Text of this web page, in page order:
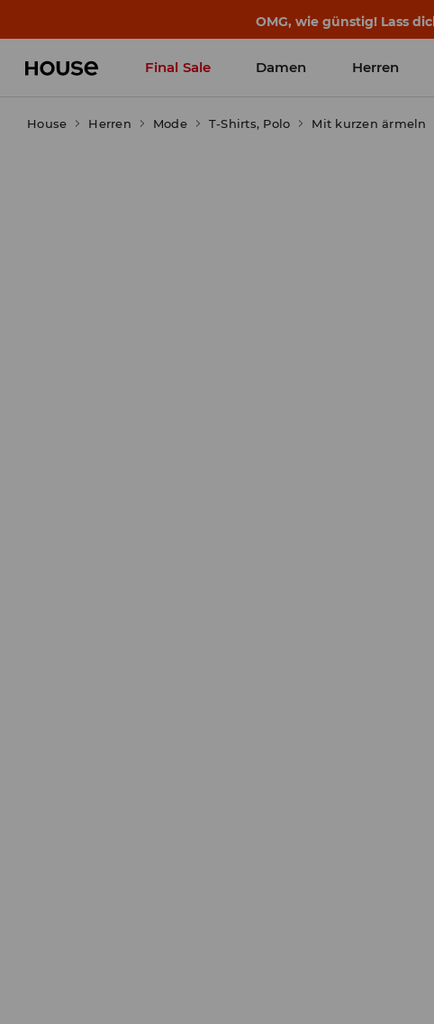
OMG, wie günstig! Lass
Final Sale Damen Herren
House Herren Mode T-Shirts, Polo Mit kurzen ärmeln